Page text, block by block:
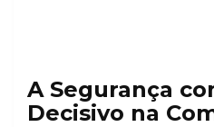
A Segurança
Decisivo na